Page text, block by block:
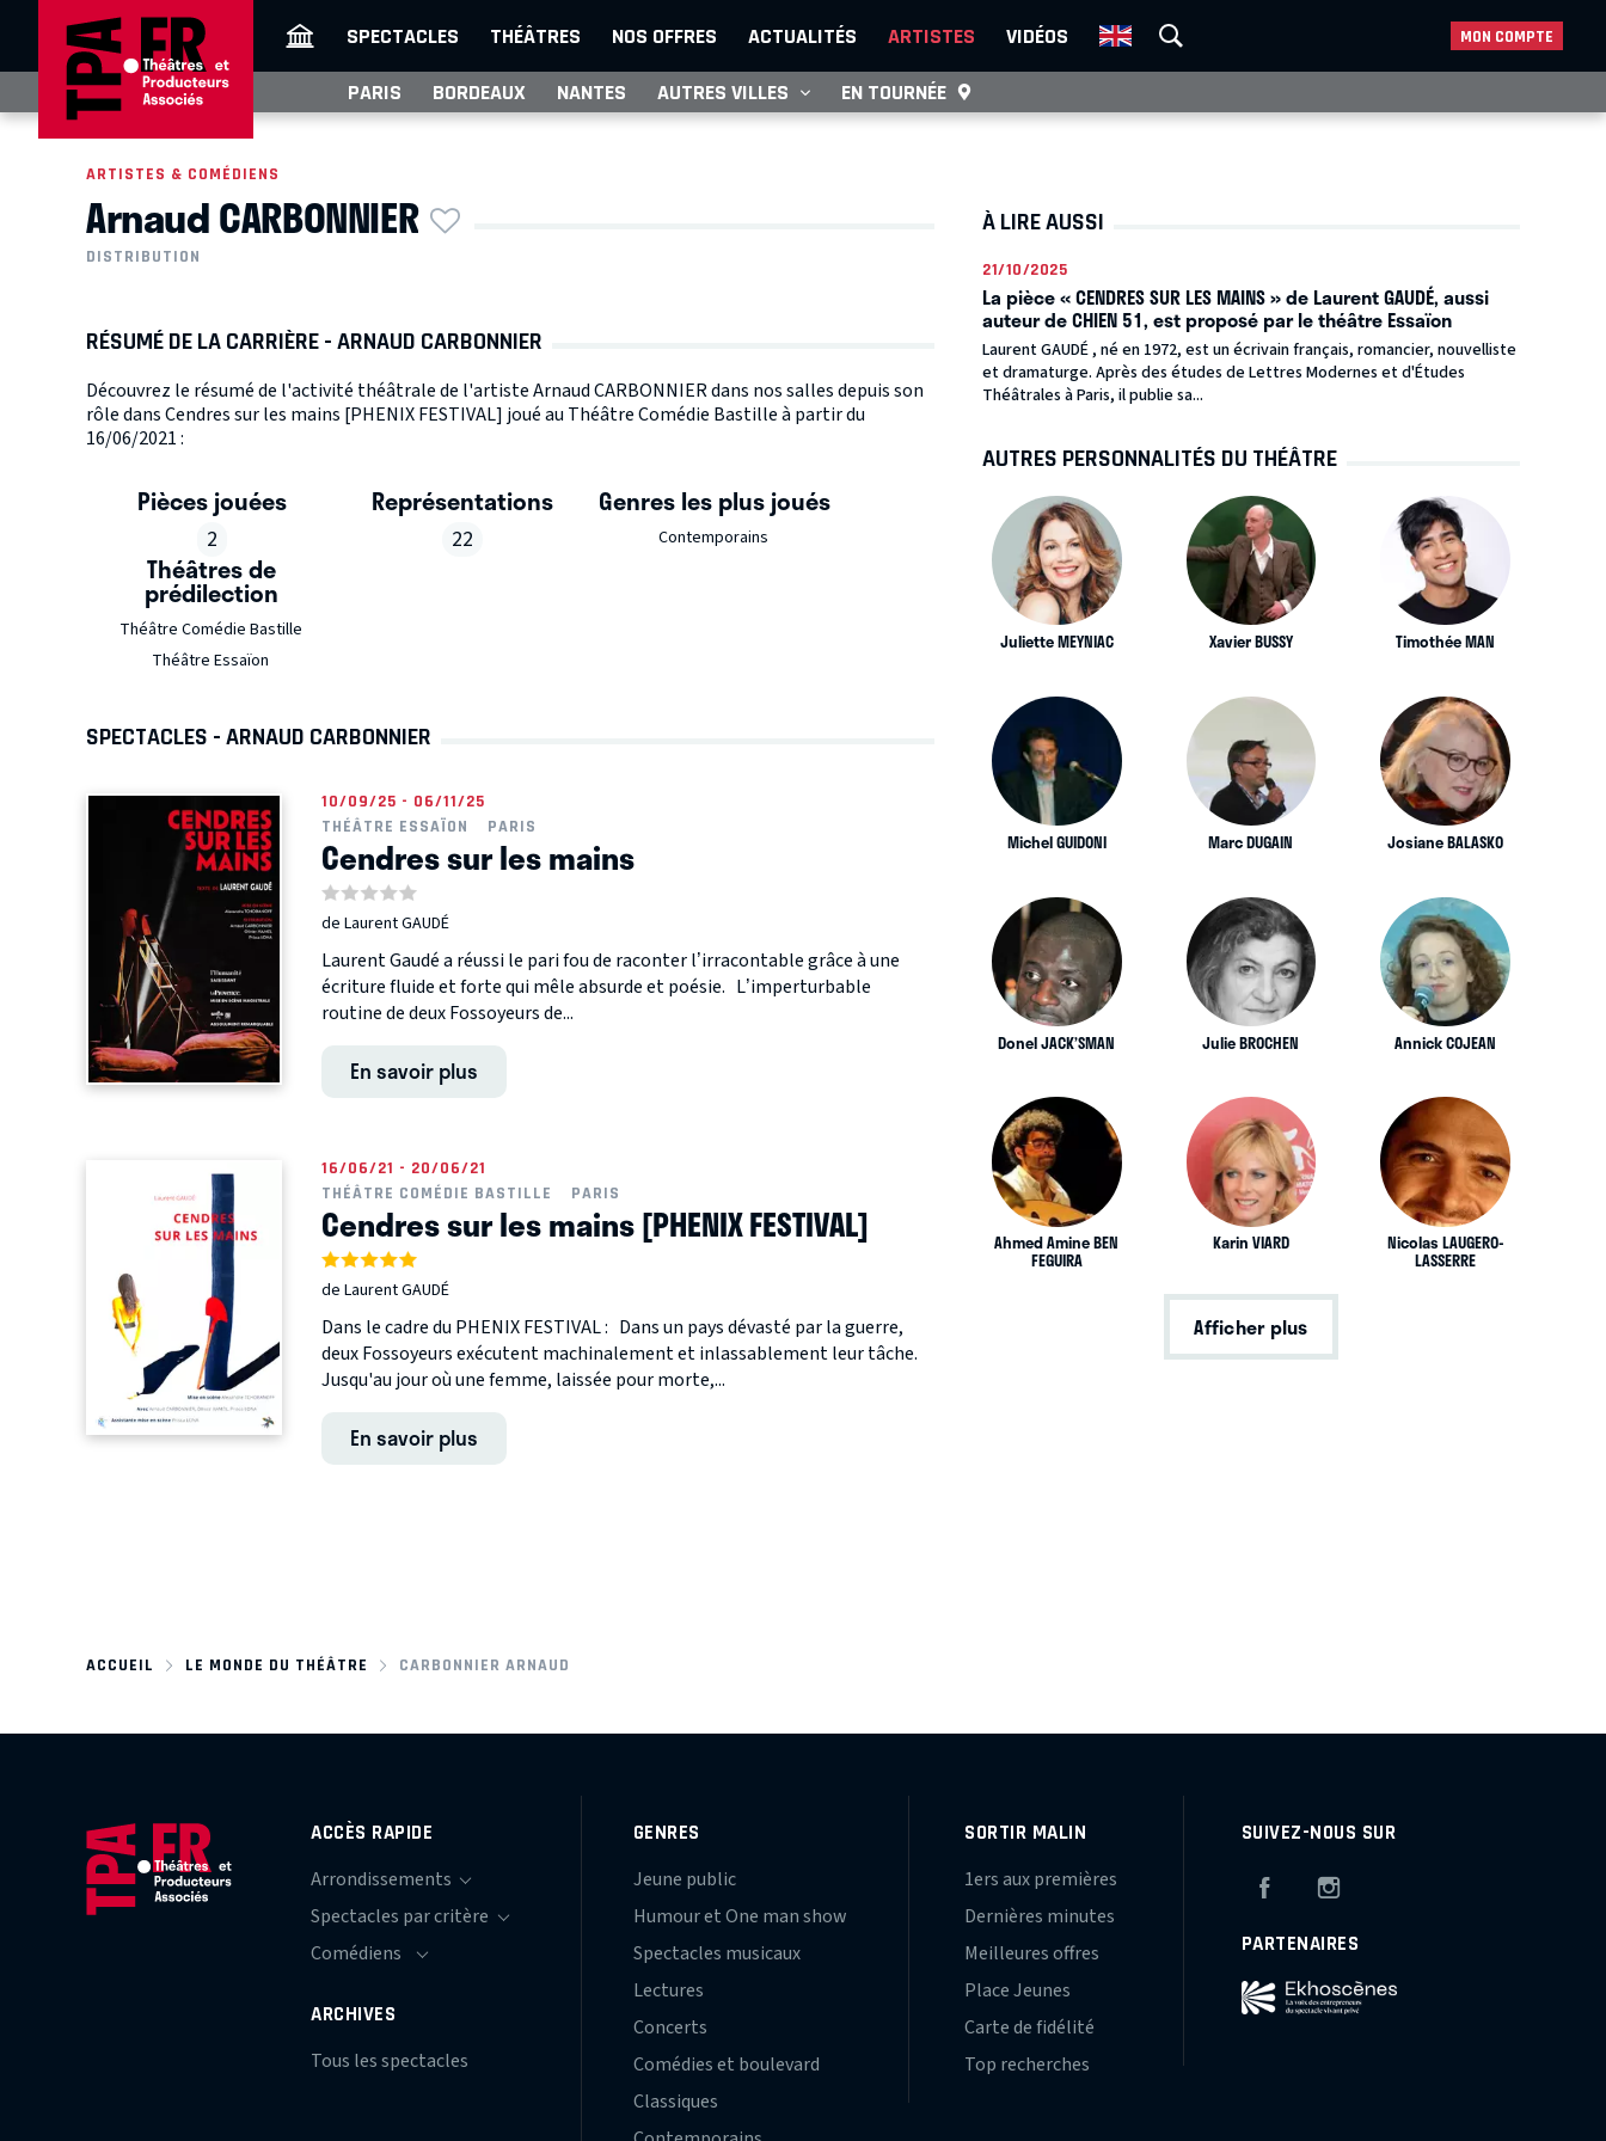
SPECTACLES THÉÂTRES NOS OFFRES ACTUALITÉS ARTISTES VIDÉOS MON COMPTE
PARIS BORDEAUX NANTES AUTRES VILLES EN TOURNÉE
ARTISTES & COMÉDIENS
Arnaud CARBONNIER
DISTRIBUTION
RÉSUMÉ DE LA CARRIÈRE - ARNAUD CARBONNIER
Découvrez le résumé de l'activité théâtrale de l'artiste Arnaud CARBONNIER dans nos salles depuis son
rôle dans Cendres sur les mains [PHENIX FESTIVAL] joué au Théâtre Comédie Bastille à partir du
16/06/2021 :
Pièces jouées
2
Représentations
22
Genres les plus joués
Contemporains
Théâtres de
prédilection
Théâtre Comédie Bastille
Théâtre Essaïon
SPECTACLES - ARNAUD CARBONNIER
10/09/25 - 06/11/25
THÉÂTRE ESSAÏON
PARIS
Cendres sur les mains
de Laurent GAUDÉ
Laurent Gaudé a réussi le pari fou de raconter l’irracontable grâce à une
écriture fluide et forte qui mêle absurde et poésie. L’imperturbable
routine de deux Fossoyeurs de...
En savoir plus
16/06/21 - 20/06/21
THÉÂTRE COMÉDIE BASTILLE
PARIS
Cendres sur les mains [PHENIX FESTIVAL]
de Laurent GAUDÉ
Dans le cadre du PHENIX FESTIVAL : Dans un pays dévasté par la guerre,
deux Fossoyeurs exécutent machinalement et inlassablement leur tâche.
Jusqu'au jour où une femme, laissée pour morte,...
En savoir plus
À LIRE AUSSI
21/10/2025
La pièce « CENDRES SUR LES MAINS » de Laurent GAUDÉ, aussi
auteur de CHIEN 51, est proposé par le théâtre Essaïon
Laurent GAUDÉ , né en 1972, est un écrivain français, romancier, nouvelliste
et dramaturge. Après des études de Lettres Modernes et d'Études
Théâtrales à Paris, il publie sa...
AUTRES PERSONNALITÉS DU THÉÂTRE
Juliette MEYNIAC Xavier BUSSY Timothée MAN
Michel GUIDONI Marc DUGAIN Josiane BALASKO
Donel JACK’SMAN Julie BROCHEN Annick COJEAN
Ahmed Amine BEN
FEGUIRA
Karin VIARD Nicolas LAUGERO-
LASSERRE
Afficher plus
ACCUEIL LE MONDE DU THÉÂTRE CARBONNIER ARNAUD
ACCÈS RAPIDE
ARCHIVES
Tous les spectacles
GENRES
Jeune public
Humour et One man show
Spectacles musicaux
Lectures
Concerts
Comédies et boulevard
Classiques
SORTIR MALIN
1ers aux premières
Dernières minutes
Meilleures offres
Place Jeunes
Carte de fidélité
Top recherches
SUIVEZ-NOUS SUR
Facebook
PARTENAIRES